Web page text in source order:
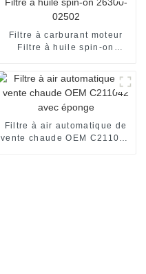
Filtre à carburant moteur
Filtre à huile spin-on
Filtre à air automatique de
vente chaude OEM C211042